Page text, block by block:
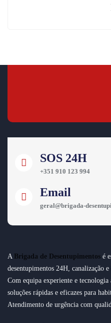
SOS 24H
+351 910 123 994
Email
geral@brigada-
A Brigada de Desentupimentos é
desentupimentos 24H, canalização e
Com equipa experiente e tecnologia
soluções rápidas e eficazes para
Atendimento de urgência com